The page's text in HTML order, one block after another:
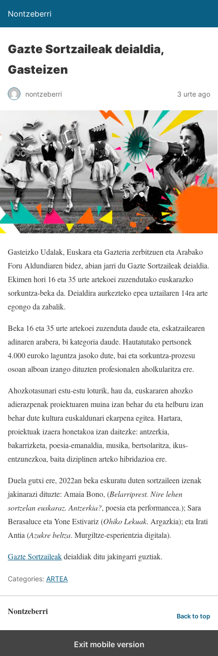
Nontzeberri
Gazte Sortzaileak deialdia,
Gasteizen
nontzeberri 3 urte ago
Gasteizko Udalak, Euskara eta Gazteria zerbitzuen eta Arabako
Foru Aldundiaren bidez, abian jarri du Gazte Sortzaileak deialdia.
Ekimen hori 16 eta 35 urte artekoei zuzendutako euskarazko
sorkuntza-beka da. Deialdira aurkezteko epea uztailaren 14ra arte
egongo da zabalik.
Beka 16 eta 35 urte artekoei zuzenduta daude eta, eskatzailearen
adinaren arabera, bi kategoria daude. Hautatutako pertsonek
4.000 euroko laguntza jasoko dute, bai eta sorkuntza-prozesu
osoan alboan izango dituzten profesionalen aholkularitza ere.
Ahozkotasunari estu-estu loturik, hau da, euskararen ahozko
adierazpenak proiektuaren muina izan behar du eta helburu izan
behar dute kultura euskaldunari ekarpena egitea. Hartara,
proiektuak izaera honetakoa izan daitezke: antzerkia,
bakarrizketa, poesia-emanaldia, musika, bertsolaritza, ikus-
entzunezkoa, baita diziplinen arteko hibridazioa ere.
Duela gutxi ere, 2022an beka eskuratu duten sortzaileen izenak
jakinarazi dituzte: Amaia Bono, (Belarriprest. Nire lehen
sortzelan euskaraz. Antzerkia?, poesia eta performancea.); Sara
Berasaluce eta Yone Estivariz (Ohiko Lekuak. Argazkia); eta Irati
Antia (Azukre beltza. Murgiltze-esperientzia digitala).
Gazte Sortzaileakdeialdiak ditu jakingarri guztiak.
Categories: ARTEA
Nontzeberri Back to top
Exit mobile version